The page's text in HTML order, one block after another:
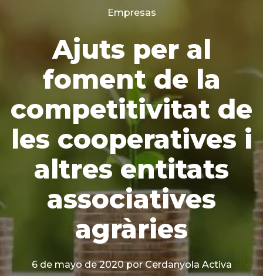
Categories
Empresas
Ajuts per al
foment de la
competitivitat de
les cooperatives i
altres entitats
associatives
agràries
6 de mayo de 2020 por Cerdanyola Activa